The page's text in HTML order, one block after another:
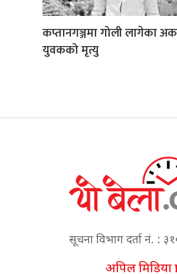
कप्तानगञ्जमा गोली लागेका
युवकको मृत्यु
सूचना विभाग दर्ता नं. :
अपिल मिडिया